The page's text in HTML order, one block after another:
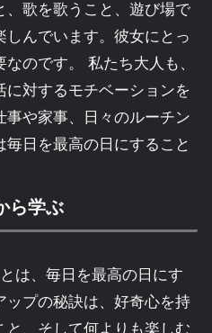
、歌を歌うこと、遊び場で
んでいます。彼女にとっ
のです。 私たち大人も、
対するモチベーションを
事や家事、日々のルーチン
日を最高の日にすること
ら学ぶ
は、毎日を最高の日にす
ップの秘訣は、好奇心を持
、そして何よりも楽しむ